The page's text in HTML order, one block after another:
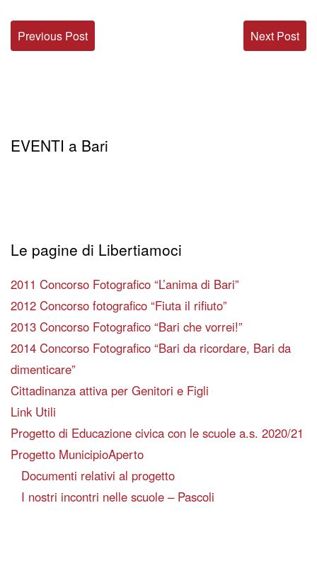
Next Post
Previous Post
EVENTI a Bari
Le pagine di Libertiamoci
2011 Concorso Fotografico “L’anima di Bari”
2012 Concorso fotografico “Fiuta il rifiuto”
2013 Concorso Fotografico “Bari che vorrei!”
2014 Concorso Fotografico “Bari da ricordare, Bari da
dimenticare”
Cittadinanza attiva per Genitori e Figli
Link Utili
Progetto di Educazione civica con le scuole a.s. 2020/21
Progetto MunicipioAperto
Documenti relativi al progetto
I nostri incontri nelle scuole – Pascoli